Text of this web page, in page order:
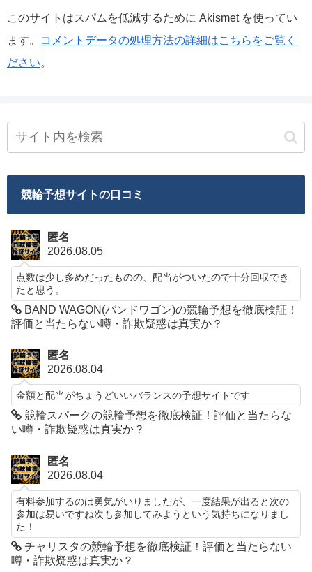
このサイトはスパムを低減するために Akismet を使ってい
ます。
コメントデータの処理方法の詳細はこちらをご覧く
ださい。
競輪予想サイトの口コミ
匿名
2026.08.05
点数は少し多めだったものの、配当がついたので十分回収でき
たと思う。
BAND WAGON(バンドワゴン)の競輪予想を徹底検証！
評価と当たらない噂・詐欺疑惑は真実か？
匿名
2026.08.04
金額と配当がちょうどいいバランスの予想サイトです
競輪スパークの競輪予想を徹底検証！評価と当たらな
い噂・詐欺疑惑は真実か？
匿名
2026.08.04
有料参加するのは勇気がいりましたが、一度結果が出ると次の
参加は易いですね次も参加してみようという気持ちになりまし
た！
チャリスタの競輪予想を徹底検証！評価と当たらない
噂・詐欺疑惑は真実か？